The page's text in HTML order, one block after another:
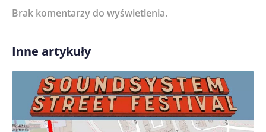
Treść komentarza*
Imię/ Nick*
Brak komentarzy do wyświetlenia.
Inne artykuły